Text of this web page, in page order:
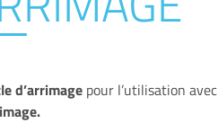
d’arrimage pour l’utilisation avec